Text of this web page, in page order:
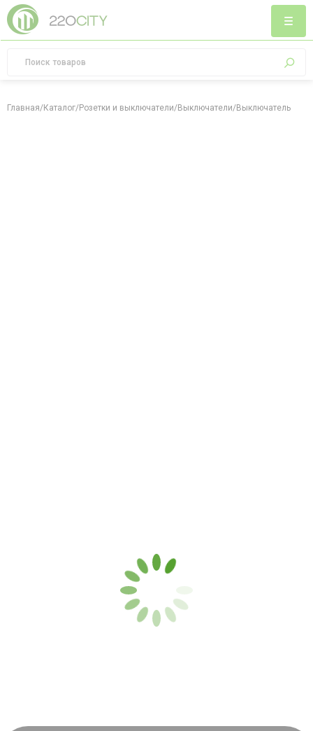
Главная/Каталог/Розетки и выключатели/Выключатели/Выключатель